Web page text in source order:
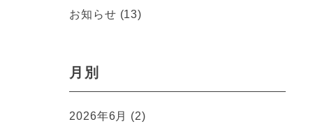
お知らせ (13)
月別
2026年6月 (2)